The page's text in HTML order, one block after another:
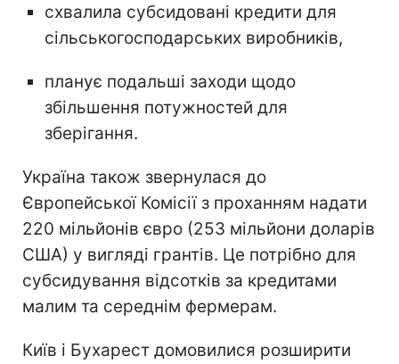
схвалила субсидовані кредити для
сільськогосподарських виробників,
планує подальші заходи щодо
збільшення потужностей для
зберігання.
Україна також звернулася до
Європейської Комісії з проханням надати
220 мільйонів євро (253 мільйони доларів
США) у вигляді грантів. Це потрібно для
субсидування відсотків за кредитами
малим та середнім фермерам.
Київ і Бухарест домовилися розширити